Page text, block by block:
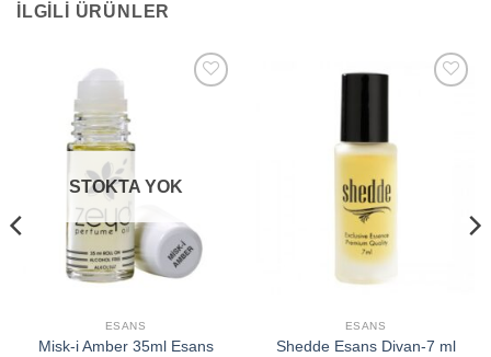
İLGILI ÜRÜNLER
STOKTA YOK
ESANS
Misk-i Amber 35ml Esans
ESANS
Shedde Esans Divan-7 ml